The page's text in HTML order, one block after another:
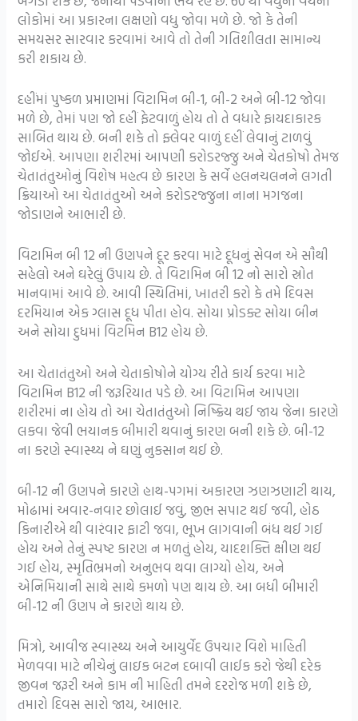
લોકોમાં આ પ્રકારના લક્ષણો વધુ જોવા મળે છે. જો કે તેની
સમયસર સારવાર કરવામાં આવે તો તેની ગતિશીલતા સામાન્ય
કરી શકાય છે.
દહીંમાં પુષ્કળ પ્રમાણમાં વિટામિન બી-1, બી-2 અને બી-12 જોવા
મળે છે, તેમાં પણ જો દહીં ફેટવાળું હોય તો તે વધારે ફાયદાકારક
સાબિત થાય છે. બની શકે તો ફ્લેવર વાળું દહીં લેવાનું ટાળવું
જોઈએ. આપણા શરીરમાં આપણી કરોડરજ્જુ અને ચેતકોષો તેમજ
ચેતાતંતુઓનું વિશેષ મહત્વ છે કારણ કે સર્વે હલનચલનને લગતી
ક્રિયાઓ આ ચેતાતંતુઓ અને કરોડરજ્જુના નાના મગજના
જોડાણને આભારી છે.
વિટામિન બી 12 ની ઉણપને દૂર કરવા માટે દૂધનું સેવન એ સૌથી
સહેલો અને ઘરેલું ઉપાય છે. તે વિટામિન બી 12 નો સારો સ્રોત
માનવામાં આવે છે. આવી સ્થિતિમાં, ખાતરી કરો કે તમે દિવસ
દરમિયાન એક ગ્લાસ દૂધ પીતા હોવ. સોયા પ્રોડક્ટ સોયા બીન
અને સોયા દુધમાં વિટમિન B12 હોય છે.
આ ચેતાતંતુઓ અને ચેતાકોષોને યોગ્ય રીતે કાર્ય કરવા માટે
વિટામિન B12 ની જરૂરિયાત પડે છે. આ વિટામિન આપણા
શરીરમાં ના હોય તો આ ચેતાતંતુઓ નિષ્ક્રિય થઈ જાય જેના કારણે
લકવા જેવી ભયાનક બીમારી થવાનું કારણ બની શકે છે. બી-12
ના કરણે સ્વાસ્થ્ય ને ઘણું નુકસાન થઈ છે.
બી-12 ની ઉણપને કારણે હાથ-પગમાં અકારણ ઝણઝણાટી થાય,
મોઢામાં અવાર-નવાર છોલાઈ જવું, જીભ સપાટ થઈ જવી, હોઠ
કિનારીએ થી વારંવાર ફાટી જવા, ભૂખ લાગવાની બંધ થઈ ગઈ
હોય અને તેનું સ્પષ્ટ કારણ ન મળતું હોય, યાદશક્તિ ક્ષીણ થઈ
ગઈ હોય, સ્મૃતિભ્રમનો અનુભવ થવા લાગ્યો હોય, અને
એનિમિયાની સાથે સાથે કમળો પણ થાય છે. આ બધી બીમારી
બી-12 ની ઉણપ ને કારણે થાય છે.
મિત્રો, આવીજ સ્વાસ્થ્ય અને આયુર્વેદ ઉપચાર વિશે માહિતી
મેળવવા માટે નીચેનું લાઇક બટન દબાવી લાઈક કરો જેથી દરેક
જીવન જરૂરી અને કામ ની માહિતી તમને દરરોજ મળી શકે છે,
તમારો દિવસ સારો જાય, આભાર.